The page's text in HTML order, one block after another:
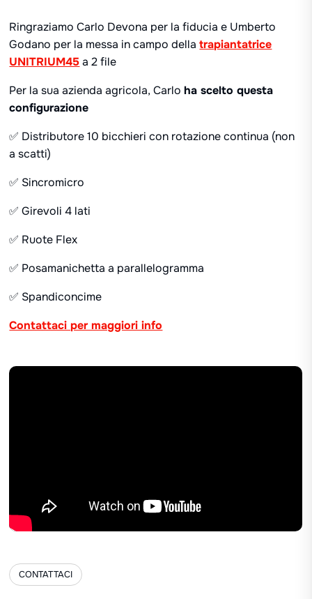
Ringraziamo Carlo Devona per la fiducia e Umberto
Godano per la messa in campo dellatrapiantatrice
UNITRIUM45a 2 file
Per la sua azienda agricola, Carloha scelto questa
configurazione
✅ Distributore 10 bicchieri con rotazione continua (non
a scatti)
✅ Sincromicro
✅ Girevoli 4 lati
✅ Ruote Flex
✅ Posamanichetta a parallelogramma
✅ Spandiconcime
Contattaci per maggiori info
CONTATTACI